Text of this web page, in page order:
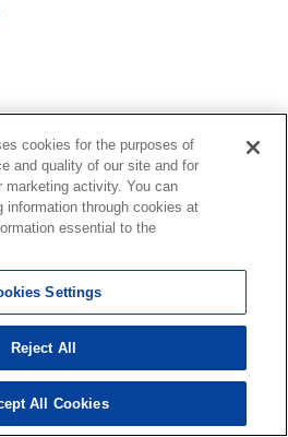
ービス
cookies for the purposes of
and quality of our site and for
marketing activity. You can
information through cookies at
essential to the
Settings
Reject All
All Cookies